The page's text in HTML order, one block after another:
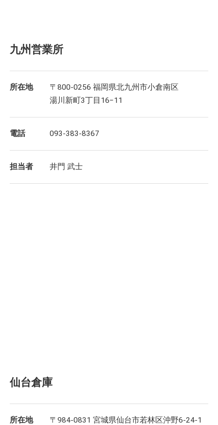
九州営業所
所在地
〒800-0256 福岡県北九州市小倉南区
湯川新町3丁目16−11
電話 093-383-8367
担当者 井門 武士
仙台倉庫
所在地 〒984-0831 宮城県仙台市若林区沖野6-24-1